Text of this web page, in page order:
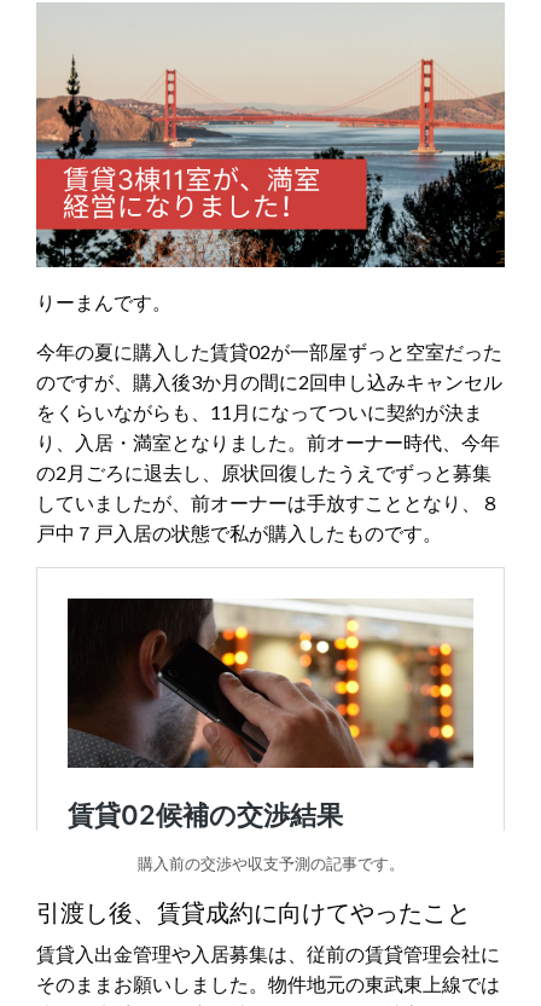
りーまんです。
今年の夏に購入した賃貸02が一部屋ずっと空室だった
のですが、購入後3か月の間に2回申し込みキャンセル
をくらいながらも、11月になってついに契約が決ま
り、入居・満室となりました。前オーナー時代、今年
の2月ごろに退去し、原状回復したうえでずっと募集
していましたが、前オーナーは手放すこととなり、８
戸中７戸入居の状態で私が購入したものです。
購入前の交渉や収支予測の記事です。
引渡し後、賃貸成約に向けてやったこと
賃貸入出金管理や入居募集は、従前の賃貸管理会社に
そのままお願いしました。物件地元の東武東上線では